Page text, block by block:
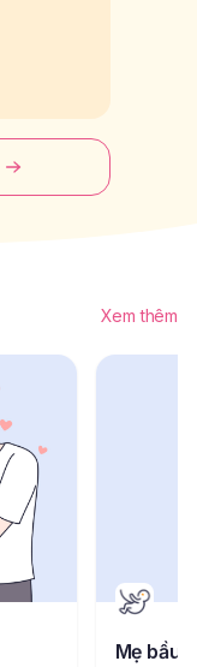
Xem thêm
Mẹ bầu